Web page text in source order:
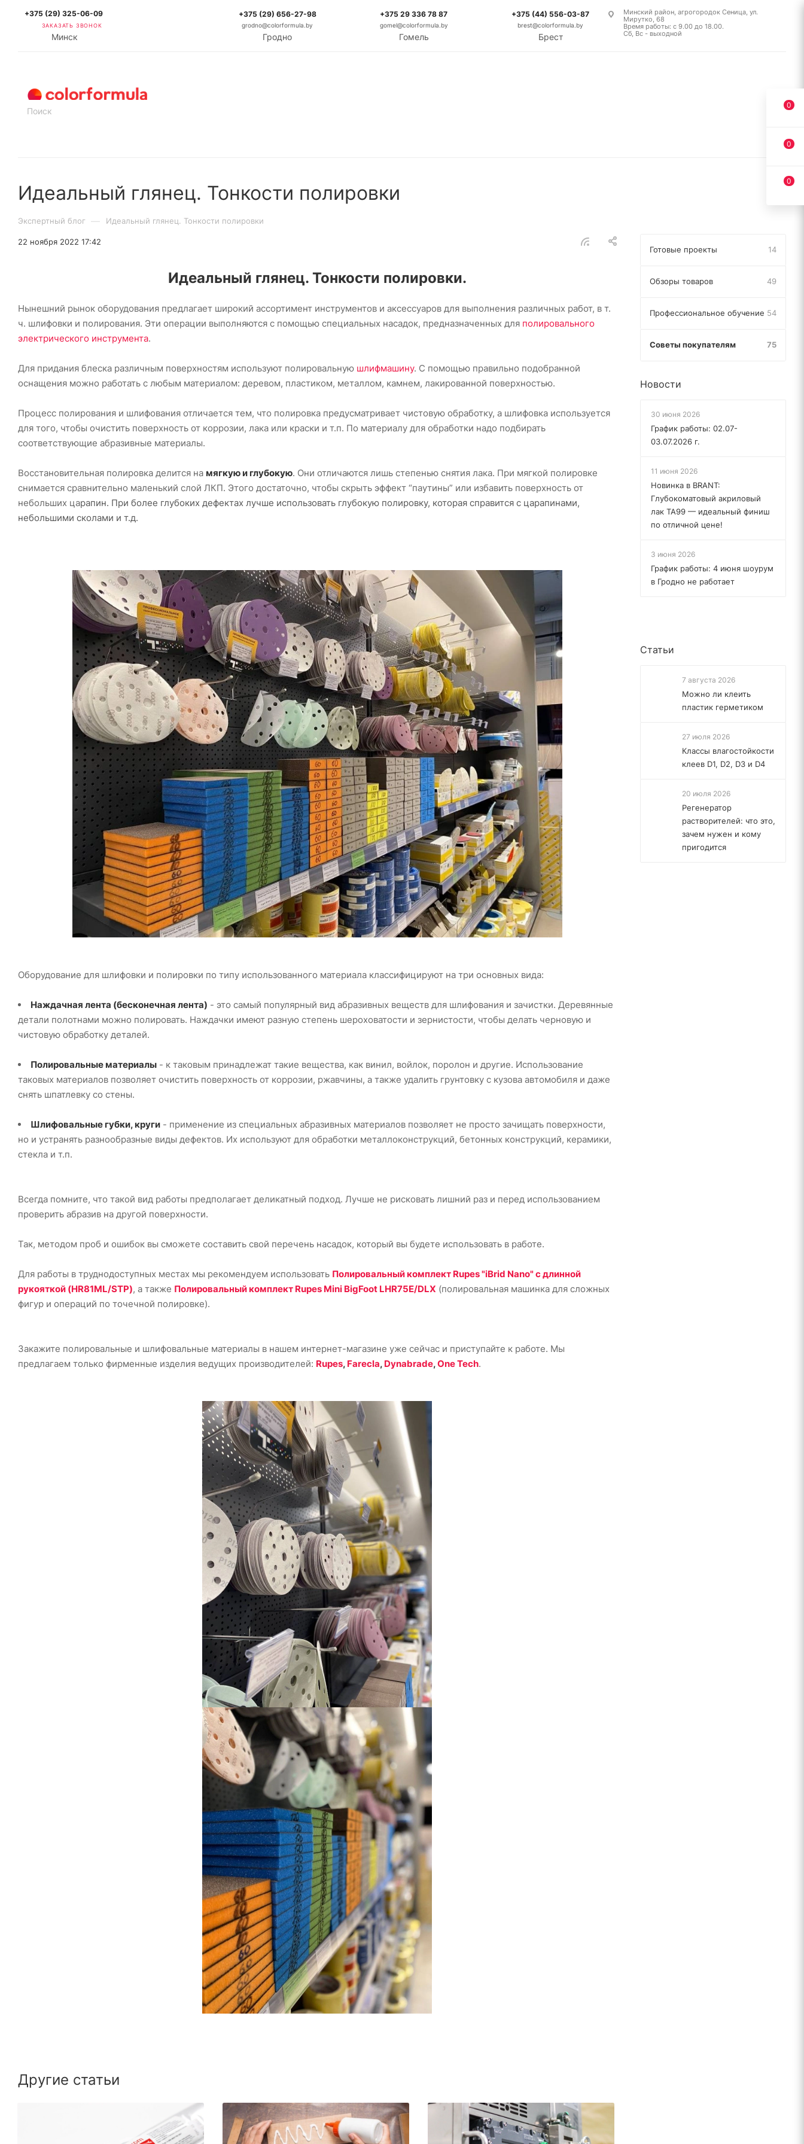
+375 (29) 325-06-09
ЗАКАЗАТЬ ЗВОНОК
Минск
+375 (29) 656-27-98
grodno@colorformula.by
Гродно
+375 29 336 78 87
gomel@colorformula.by
Гомель
+375 (44) 556-03-87
brest@colorformula.by
Брест
Минский район, агрогородок Сеница, ул.
Мирутко, 68
Время работы: с 9.00 до 18.00.
Сб, Вс - выходной
Идеальный глянец. Тонкости полировки
Экспертный блог — Идеальный глянец. Тонкости полировки
22 ноября 2022 17:42
Идеальный глянец. Тонкости полировки.
Нынешний рынок оборудования предлагает широкий ассортимент инструментов и аксессуаров для выполнения различных работ, в т.
ч. шлифовки и полирования. Эти операции выполняются с помощью специальных насадок, предназначенных для полировального
электрического инструмента.
Для придания блеска различным поверхностям используют полировальную шлифмашину. С помощью правильно подобранной
оснащения можно работать с любым материалом: деревом, пластиком, металлом, камнем, лакированной поверхностью.
Процесс полирования и шлифования отличается тем, что полировка предусматривает чистовую обработку, а шлифовка используется
для того, чтобы очистить поверхность от коррозии, лака или краски и т.п. По материалу для обработки надо подбирать
соответствующие абразивные материалы.
Восстановительная полировка делится на мягкую и глубокую. Они отличаются лишь степенью снятия лака. При мягкой полировке
снимается сравнительно маленький слой ЛКП. Этого достаточно, чтобы скрыть эффект “паутины” или избавить поверхность от
небольших царапин. При более глубоких дефектах лучше использовать глубокую полировку, которая справится с царапинами,
небольшими сколами и т.д.
Оборудование для шлифовки и полировки по типу использованного материала классифицируют на три основных вида:
Наждачная лента (бесконечная лента) - это самый популярный вид абразивных веществ для шлифования и зачистки. Деревянные
детали полотнами можно полировать. Наждачки имеют разную степень шероховатости и зернистости, чтобы делать черновую и
чистовую обработку деталей.
Полировальные материалы - к таковым принадлежат такие вещества, как винил, войлок, поролон и другие. Использование
таковых материалов позволяет очистить поверхность от коррозии, ржавчины, а также удалить грунтовку с кузова автомобиля и даже
снять шпатлевку со стены.
Шлифовальные губки, круги - применение из специальных абразивных материалов позволяет не просто зачищать поверхности,
но и устранять разнообразные виды дефектов. Их используют для обработки металлоконструкций, бетонных конструкций, керамики,
стекла и т.п.
Всегда помните, что такой вид работы предполагает деликатный подход. Лучше не рисковать лишний раз и перед использованием
проверить абразив на другой поверхности.
Так, методом проб и ошибок вы сможете составить свой перечень насадок, который вы будете использовать в работе.
Для работы в труднодоступных местах мы рекомендуем использовать Полировальный комплект Rupes "iBrid Nano" с длинной
рукояткой (HR81ML/STP), а также Полировальный комплект Rupes Mini BigFoot LHR75E/DLX (полировальная машинка для сложных
фигур и операций по точечной полировке).
Закажите полировальные и шлифовальные материалы в нашем интернет-магазине уже сейчас и приступайте к работе. Мы
предлагаем только фирменные изделия ведущих производителей: Rupes, Farecla, Dynabrade,One Tech.
Другие статьи
Готовые проекты 14
Обзоры товаров 49
Профессиональное обучение 54
Советы покупателям 75
Новости
30 июня 2026
График работы: 02.07-
03.07.2026 г.
11 июня 2026
Новинка в BRANT:
Глубокоматовый акриловый
лак TA99 — идеальный финиш
по отличной цене!
3 июня 2026
График работы: 4 июня шоурум
в Гродно не работает
Статьи
7 августа 2026
Можно ли клеить
пластик герметиком
27 июля 2026
Классы влагостойкости
клеев D1, D2, D3 и D4
20 июля 2026
Регенератор
растворителей: что это,
зачем нужен и кому
пригодится
0
0
0